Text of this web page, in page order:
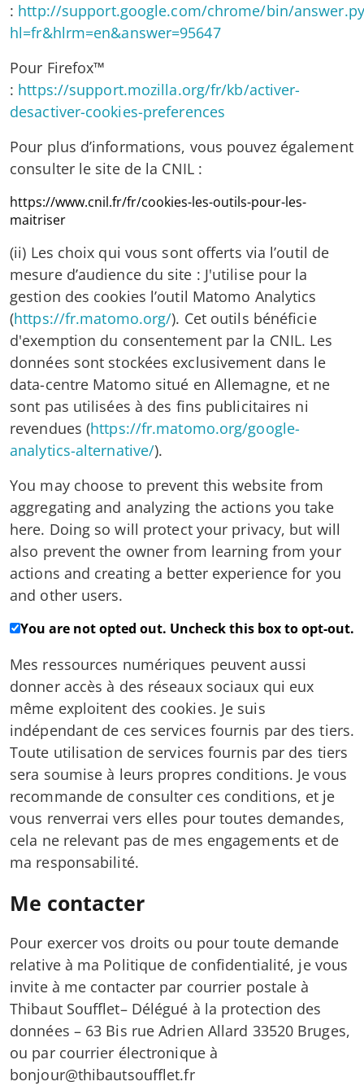
: http://support.google.com/chrome/bin/
hl=fr&hlrm=en&answer=95647
Pour Firefox™
: https://support.mozilla.org/fr/kb/activer-
desactiver-cookies-preferences
Pour plus d’informations, vous pouvez également
consulter le site de la CNIL :
https://www.cnil.fr/fr/cookies-les-outils-pour-les-
maitriser
(ii) Les choix qui vous sont offerts via l’outil de
mesure d’audience du site : J'utilise pour la
gestion des cookies l’outil Matomo Analytics
(https://fr.matomo.org/). Cet outils bénéficie
d'exemption du consentement par la CNIL. Les
données sont stockées exclusivement dans le
data-centre Matomo situé en Allemagne, et ne
sont pas utilisées à des fins publicitaires ni
revendues (https://fr.matomo.org/google-
analytics-alternative/).
You may choose to prevent this website from
aggregating and analyzing the actions you take
here. Doing so will protect your privacy, but will
also prevent the owner from learning from your
actions and creating a better experience for you
and other users.
You are not opted out. Uncheck this box to opt-out.
Mes ressources numériques peuvent aussi
donner accès à des réseaux sociaux qui eux
même exploitent des cookies. Je suis
indépendant de ces services fournis par des tiers.
Toute utilisation de services fournis par des tiers
sera soumise à leurs propres conditions. Je vous
recommande de consulter ces conditions, et je
vous renverrai vers elles pour toutes demandes,
cela ne relevant pas de mes engagements et de
ma responsabilité.
Me contacter
Pour exercer vos droits ou pour toute demande
relative à ma Politique de confidentialité, je vous
invite à me contacter par courrier postale à
Thibaut Soufflet– Délégué à la protection des
données – 63 Bis rue Adrien Allard 33520 Bruges,
ou par courrier électronique à
bonjour@thibautsoufflet.fr